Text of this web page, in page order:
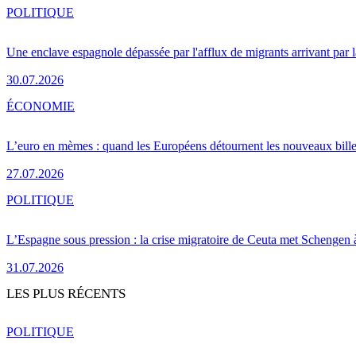
Une enclave espagnole dépassée par l'afflux de migrants arrivant par
30.07.2026
POLITIQUE
L’euro en mèmes : quand les Européens détournent les nouveaux
27.07.2026
ÉCONOMIE
L’Espagne sous pression : la crise migratoire de Ceuta met Schengen
31.07.2026
POLITIQUE
LES PLUS RÉCENTS
POLITIQUE